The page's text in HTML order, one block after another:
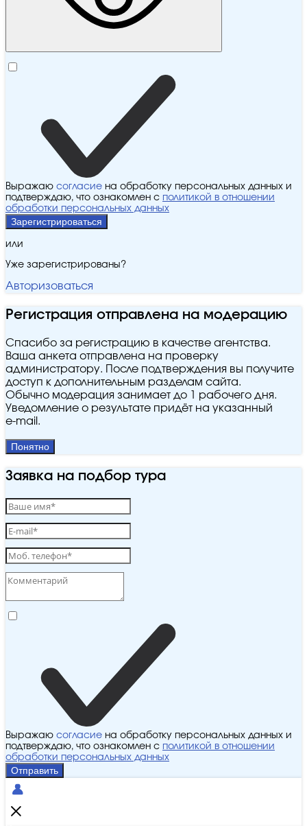
Выражаю согласие на обработку персональных данных и
подтверждаю, что ознакомлен с политикой в отношении
обработки персональных данных
Зарегистрироваться
или
Уже зарегистрированы?
Авторизоваться
Регистрация отправлена на модерацию
Спасибо за регистрацию в качестве агентства.
Ваша анкета отправлена на проверку
администратору. После подтверждения вы получите
доступ к дополнительным разделам сайта.
Обычно модерация занимает до 1 рабочего дня.
Уведомление о результате придёт на указанный
e‑mail.
Понятно
Заявка на подбор тура
Выражаю согласие на обработку персональных данных и
подтверждаю, что ознакомлен с политикой в отношении
обработки персональных данных
Отправить